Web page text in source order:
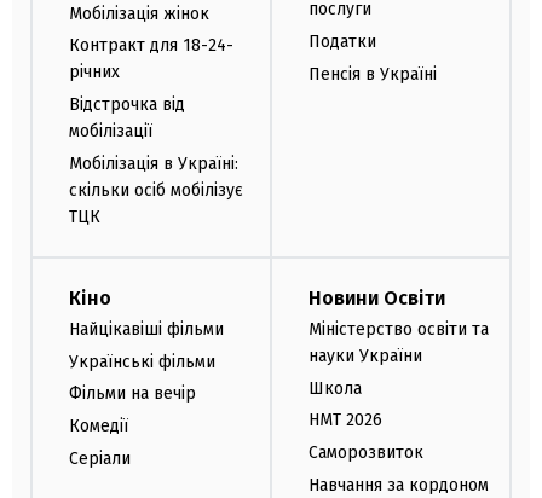
Мобілізація жінок
Контракт для 18-24-
річних
Відстрочка від
мобілізації
Мобілізація в Україні:
скільки осіб мобілізує
ТЦК
послуги
Податки
Пенсія в Україні
Кіно
Найцікавіші фільми
Українські фільми
Фільми на вечір
Комедії
Серіали
Новини Освіти
Міністерство освіти та
науки України
Школа
НМТ 2026
Саморозвиток
Навчання за кордоном